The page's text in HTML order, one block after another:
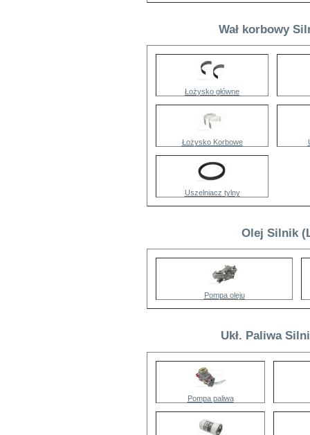
Wał korbowy
Łożysko główne
Łożysko Korbowe
Uszelniacz tylny
Olej Silnik
Pompa oleju
Ukł. Paliwa
Pompa paliwa